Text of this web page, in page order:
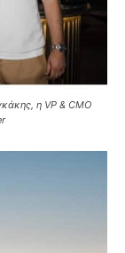
η VP & CMO